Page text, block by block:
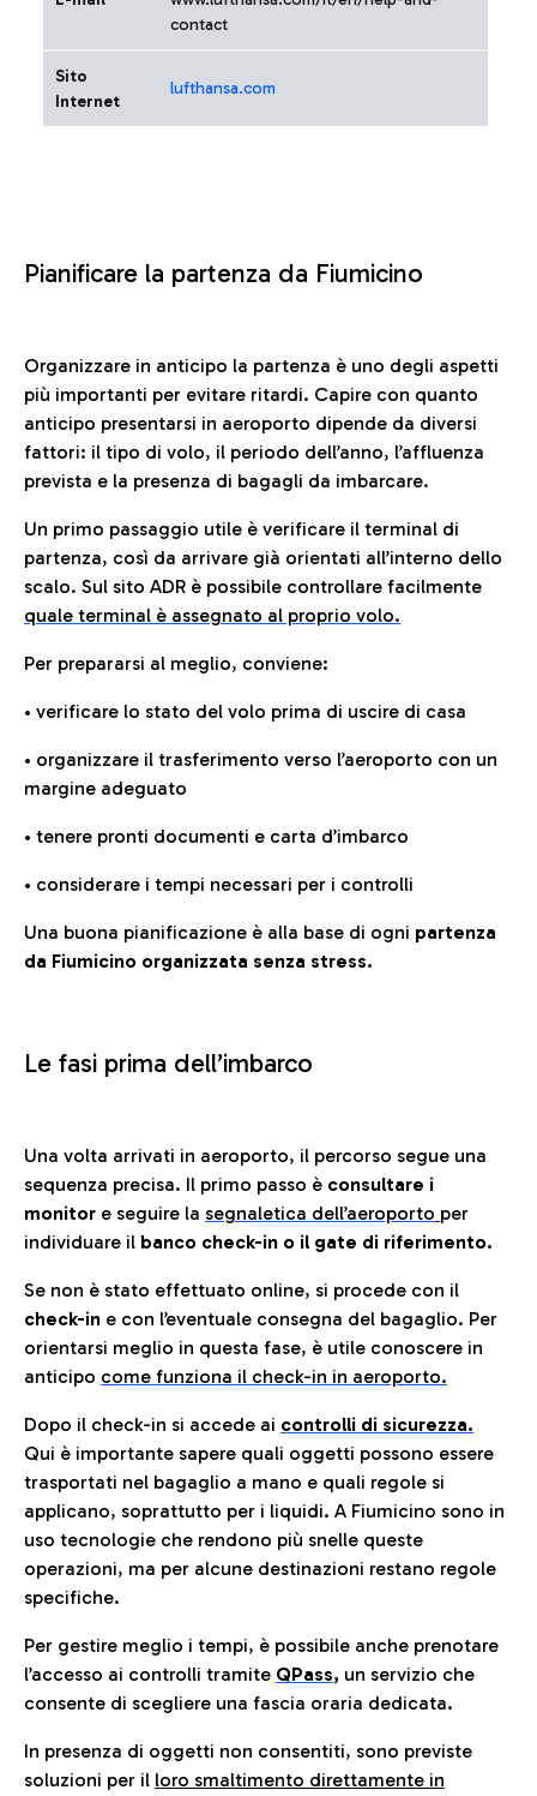
contact
Sito
Internet
lufthansa.com
Pianificare la partenza da Fiumicino
Organizzare in anticipo la partenza è uno degli aspetti
più importanti per evitare ritardi. Capire con quanto
anticipo presentarsi in aeroporto dipende da diversi
fattori: il tipo di volo, il periodo dell’anno, l’affluenza
prevista e la presenza di bagagli da imbarcare.
Un primo passaggio utile è verificare il terminal di
partenza, così da arrivare già orientati all’interno dello
scalo. Sul sito ADR è possibile controllare facilmente
quale terminal è assegnato al proprio volo.
Per prepararsi al meglio, conviene:
• verificare lo stato del volo prima di uscire di casa
• organizzare il trasferimento verso l’aeroporto con un
margine adeguato
• tenere pronti documenti e carta d’imbarco
• considerare i tempi necessari per i controlli
Una buona pianificazione è alla base di ogni partenza
da Fiumicino organizzata senza stress.
Le fasi prima dell’imbarco
Una volta arrivati in aeroporto, il percorso segue una
sequenza precisa. Il primo passo è consultare i
monitor e seguire la segnaletica dell’aeroporto per
individuare il banco check-in o il gate di riferimento.
Se non è stato effettuato online, si procede con il
check-in e con l’eventuale consegna del bagaglio. Per
orientarsi meglio in questa fase, è utile conoscere in
anticipo come funziona il check-in in aeroporto.
Dopo il check-in si accede ai controlli di sicurezza.
Qui è importante sapere quali oggetti possono essere
trasportati nel bagaglio a mano e quali regole si
applicano, soprattutto per i liquidi. A Fiumicino sono in
uso tecnologie che rendono più snelle queste
operazioni, ma per alcune destinazioni restano regole
specifiche.
Per gestire meglio i tempi, è possibile anche prenotare
l’accesso ai controlli tramite QPass, un servizio che
consente di scegliere una fascia oraria dedicata.
In presenza di oggetti non consentiti, sono previste
soluzioni per il loro smaltimento direttamente in